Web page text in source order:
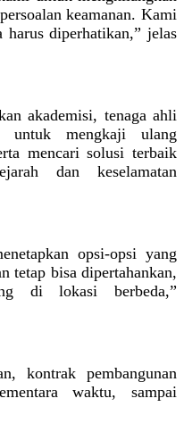
keamanan. Kami
harus diperhatikan,” jelas
akademisi, tenaga ahli
untuk mengkaji ulang
mencari solusi terbaik
dan keselamatan
opsi-opsi yang
tetap bisa dipertahankan,
di lokasi berbeda,”
kontrak pembangunan
waktu, sampai